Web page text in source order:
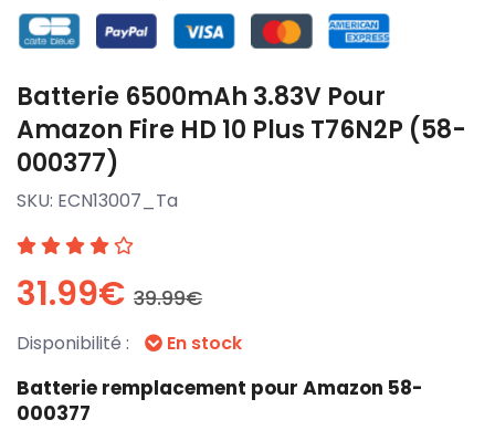
Batterie 6500mAh 3.83V Pour
Amazon Fire HD 10 Plus T76N2P (58-
000377)
SKU: ECN13007_Ta
31.99€ 39.99€
Disponibilité : En stock
Batterie remplacement pour Amazon 58-
000377